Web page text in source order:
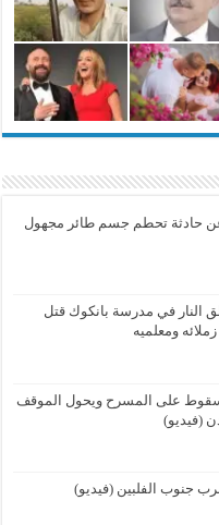
عن حادثة تحطم جسم طائر مجهول
النار في مدرسة بانكوك قتل
ومعلميه
على المسرح ويحول الموقف
(فيديو)